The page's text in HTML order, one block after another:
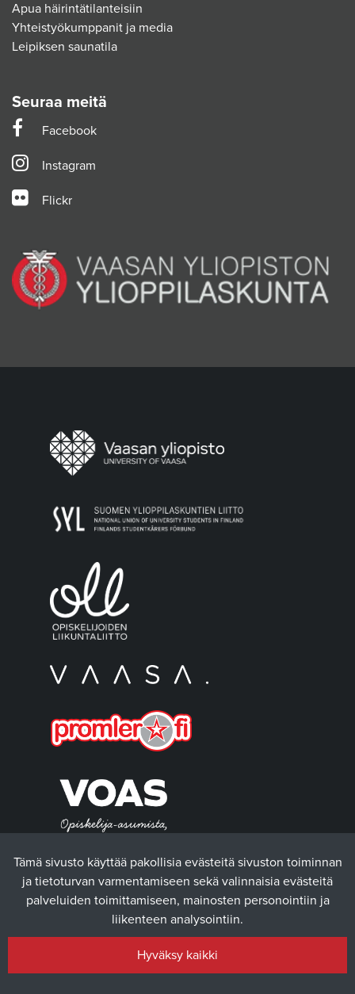
Tämä sivusto käyttää pakollisia evästeitä sivuston toiminnan
ja tietoturvan varmentamiseen sekä valinnaisia evästeitä
palveluiden toimittamiseen, mainosten personointiin ja
liikenteen analysointiin.
Hyväksy kaikki
Apua häirintätilanteisiin
Yhteistyökumppanit ja media
Leipiksen saunatila
Seuraa meitä
Facebook
Instagram
Flickr